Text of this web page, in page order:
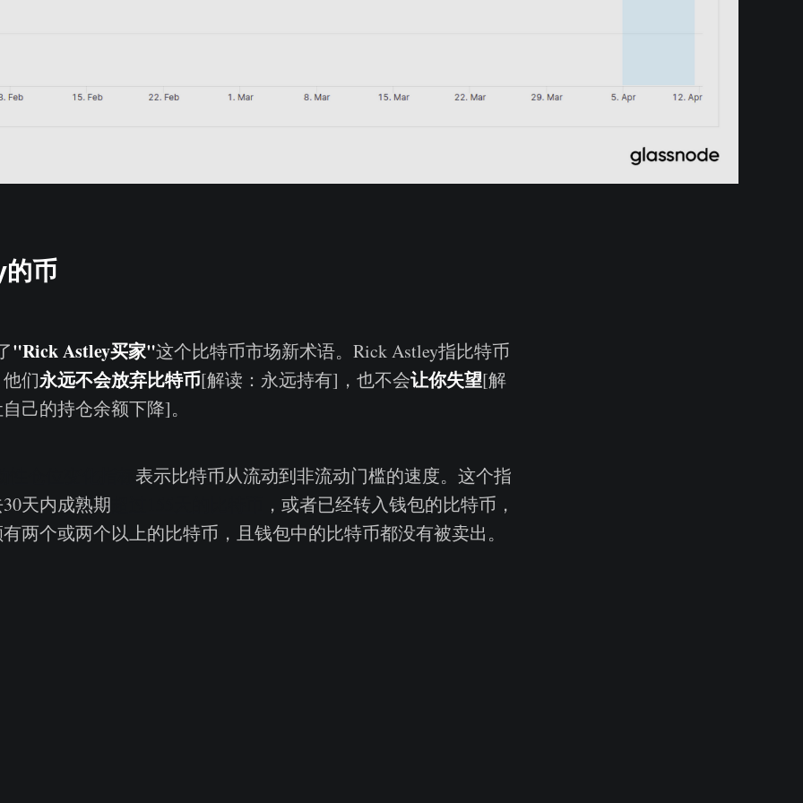
币
"Rick Astley买家"这个比特币市场新术语。Rick Astley指比特币
们永远不会放弃比特币[解读：永远持有]，也不会让你失望[解
己的持仓余额下降]。
表示比特币从流动到非流动门槛的速度。这个指
天内成熟期
，或者已经转入钱包的比特币，
两个或两个以上的比特币，且钱包中的比特币都没有被卖出。